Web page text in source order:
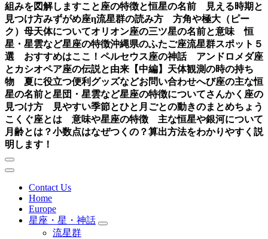
組みを図解しますこと座の特徴と恒星の名前 見える時期と
見つけ方みずがめ座η流星群の読み方 方角や極大（ピー
ク）母天体についてオリオン座の三ツ星の名前と意味 恒
星・星雲など星座の特徴沖縄県のふたご座流星群スポット５
選 おすすめはここ！ ペルセウス座の神話 アンドロメダ座
とカシオペア座の伝説と由来【中編】 天体観測の時の持ち
物 夏に役立つ便利グッズなどお問い合わせへび座の主な恒
星の名前と星団・星雲など星座の特徴についてさんかく座の
見つけ方 見やすい季節とひと月ごとの動きのまとめちょう
こくぐ座とは 意味や星座の特徴 主な恒星や銀河について
月齢とは？小数点はなぜつくの？算出方法をわかりやすく説
明します！
Contact Us
Home
Europe
星座・星・神話
流星群